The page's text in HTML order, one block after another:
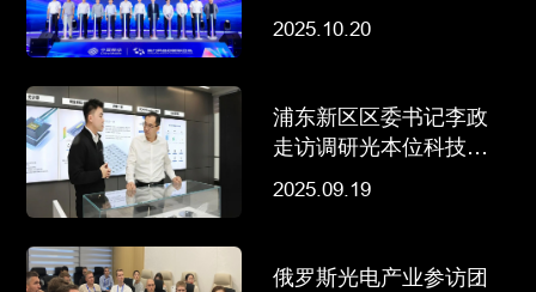
书，加速光计算和光互
2025.10.20
浦东新区区委书记李政
走访调研光本位科技等
行业领军企业
2025.09.19
俄罗斯光电产业参访团